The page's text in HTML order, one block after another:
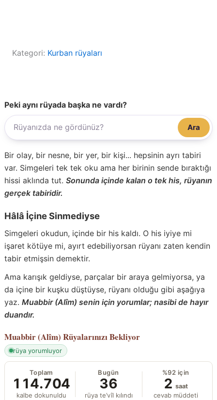
Kategori: Kurban rüyaları
Peki aynı rüyada başka ne vardı?
Ara
Bir olay, bir nesne, bir yer, bir kişi... hepsinin ayrı tabiri
var. Simgeleri tek tek oku ama her birinin sende bıraktığı
hissi aklında tut. Sonunda içinde kalan o tek his, rüyanın
gerçek tabiridir.
Hâlâ İçine Sinmediyse
Simgeleri okudun, içinde bir his kaldı. O his iyiye mi
işaret kötüye mi, ayırt edebiliyorsan rüyanı zaten kendin
tabir etmişsin demektir.
Ama karışık geldiyse, parçalar bir araya gelmiyorsa, ya
da içine bir kuşku düştüyse, rüyanı olduğu gibi aşağıya
yaz. Muabbir (Alîm) senin için yorumlar; nasibi de hayır
duandır.
Muabbir (Alîm) Rüyalarınızı Bekliyor
rüya yorumluyor
Toplam
114.704
kalbe dokunuldu
Bugün
36
rüya te’vîl kılındı
%92 için
2 saat
cevab müddeti